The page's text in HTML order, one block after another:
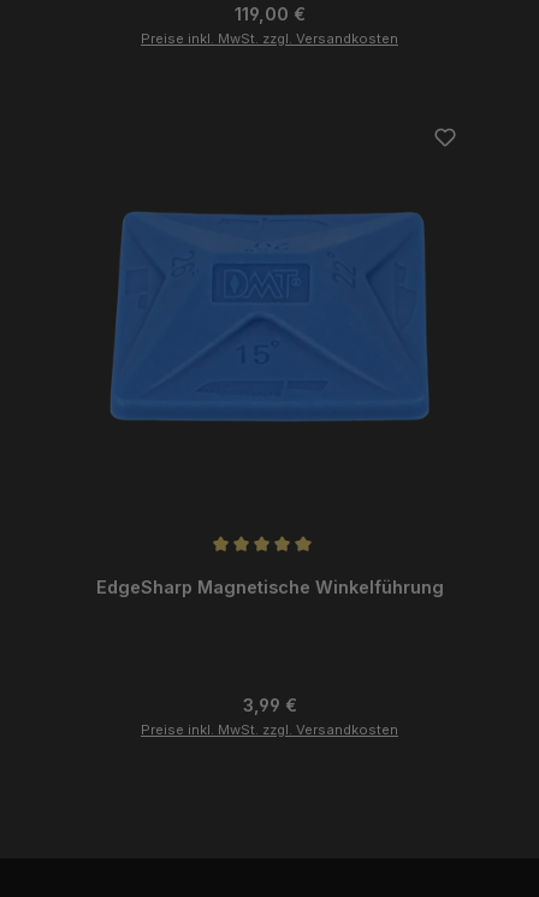
Regulärer Preis:
119,00 €
Preise inkl. MwSt. zzgl. Versandkosten
EdgeSharp Magnetische Winkelführung
Regulärer Preis:
3,99 €
Preise inkl. MwSt. zzgl. Versandkosten